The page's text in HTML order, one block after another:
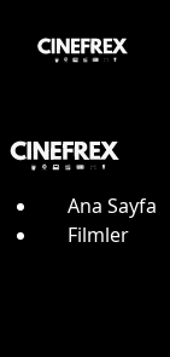
Ana Sayfa
Filmler